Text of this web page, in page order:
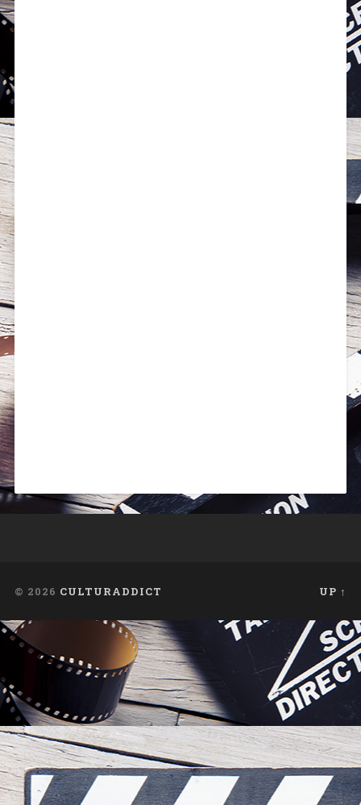
© 2026 CULTURADDICT UP ↑